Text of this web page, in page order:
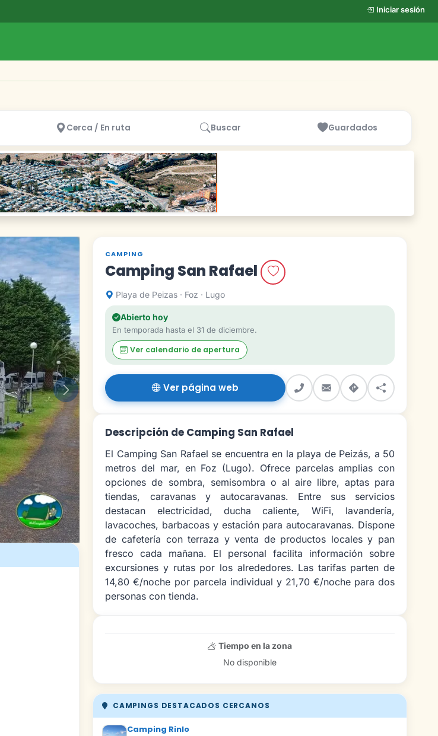
Iniciar sesión
Cerca / En ruta Buscar Guardados
Siguiente
CAMPING
Camping San Rafael
Playa de Peizas · Foz · Lugo
Abierto hoy
En temporada hasta el 31 de diciembre.
Ver calendario de apertura
Ver página web
Descripción de Camping San Rafael
El Camping San Rafael se encuentra en la playa de Peizás, a 50
metros del mar, en Foz (Lugo). Ofrece parcelas amplias con
opciones de sombra, semisombra o al aire libre, aptas para
tiendas, caravanas y autocaravanas. Entre sus servicios
destacan electricidad, ducha caliente, WiFi, lavandería,
lavacoches, barbacoas y estación para autocaravanas. Dispone
de cafetería con terraza y venta de productos locales y pan
fresco cada mañana. El personal facilita información sobre
excursiones y rutas por los alrededores. Las tarifas parten de
14,80 €/noche por parcela individual y 21,70 €/noche para dos
personas con tienda.
Tiempo en la zona
No disponible
CAMPINGS DESTACADOS CERCANOS
Camping Rinlo